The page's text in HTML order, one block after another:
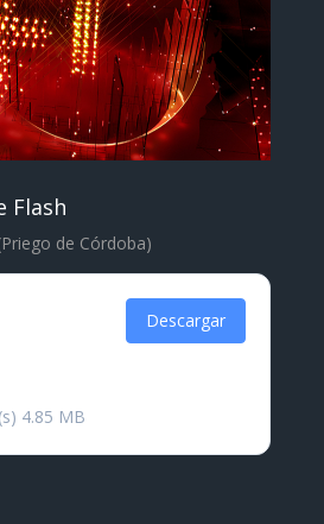
Flash
de Córdoba)
4.85 MB
Descargar